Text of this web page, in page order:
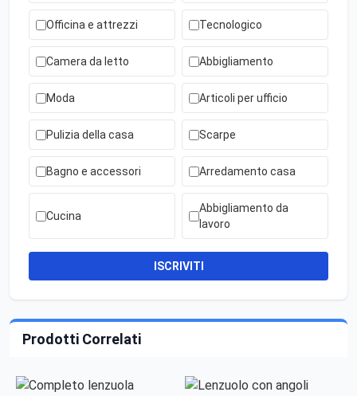
Officina e attrezzi Tecnologico
Camera da letto Abbigliamento
Moda Articoli per ufficio
Pulizia della casa Scarpe
Bagno e accessori Arredamento casa
Cucina
Abbigliamento da
lavoro
ISCRIVITI
Prodotti Correlati